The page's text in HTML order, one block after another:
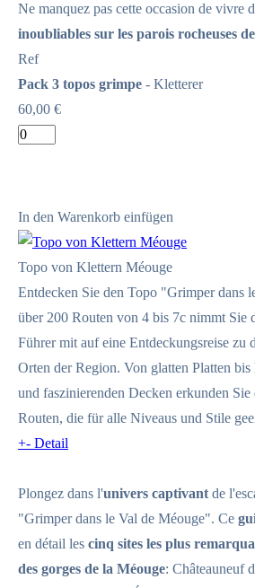
Ne manquez pas cette occasion de vivre
inoubliables sur les parois rocheuses
Ref
Pack 3 topos grimpe - Kletterer
60,00 €
In den Warenkorb einfügen
Topo von Klettern Méouge
Entdecken Sie den Topo "Grimper dans
über 200 Routen von 4 bis 7c nimmt Sie
Führer mit auf eine Entdeckungsreise zu
Orten der Region. Von glatten Platten
und faszinierenden Decken erkunden
Routen, die für alle Niveaus und Stile
+- Detail
Plongez dans l'univers captivant de
"Grimper dans le Val de Méouge". Ce
en détail les cinq sites les plus
des gorges de la Méouge: Châteauneuf